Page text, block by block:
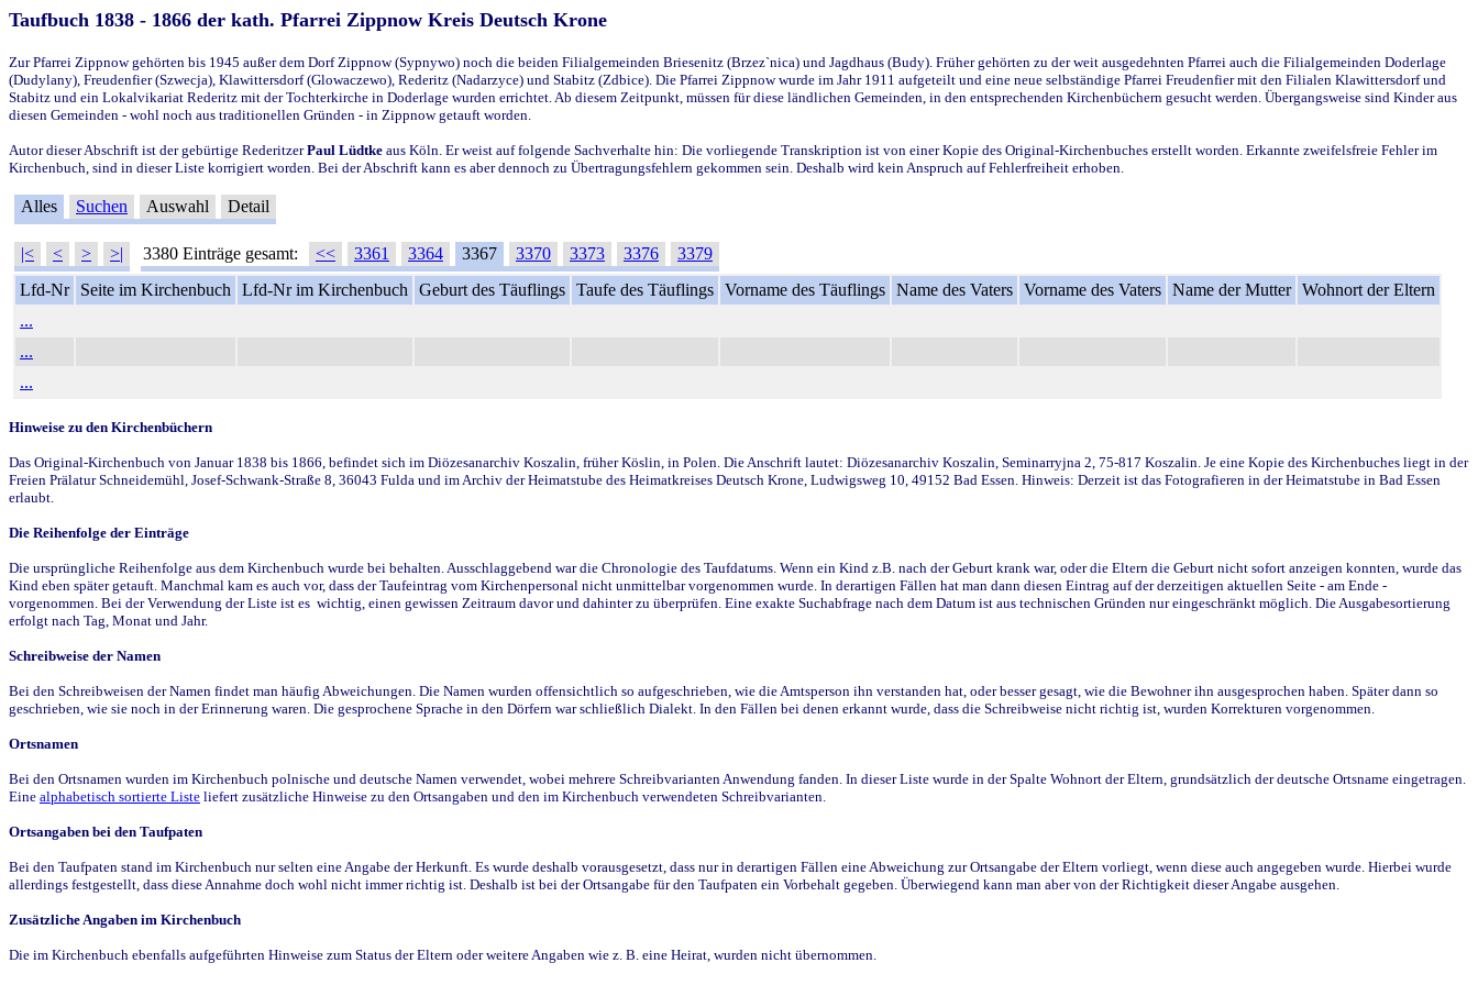
Taufbuch 1838 - 1866 der kath. Pfarrei Zippnow Kreis Deutsch Krone
Zur Pfarrei Zippnow gehörten bis 1945 außer dem Dorf Zippnow (Sypnywo) noch die beiden Filialgemeinden Briesenitz (Brzez`nica) und Jagdhaus (Budy). Früher gehörten zu der weit ausgedehnten Pfarrei auch die Filialgemeinden Doderlage
(Dudylany), Freudenfier (Szwecja), Klawittersdorf (Glowaczewo), Rederitz (Nadarzyce) und Stabitz (Zdbice). Die Pfarrei Zippnow wurde im Jahr 1911 aufgeteilt und eine neue selbständige Pfarrei Freudenfier mit den Filialen Klawittersdorf und
Stabitz und ein Lokalvikariat Rederitz mit der Tochterkirche in Doderlage wurden errichtet. Ab diesem Zeitpunkt, müssen für diese ländlichen Gemeinden, in den entsprechenden Kirchenbüchern gesucht werden. Übergangsweise sind Kinder aus
diesen Gemeinden - wohl noch aus traditionellen Gründen - in Zippnow getauft worden.
Autor dieser Abschrift ist der gebürtige RederitzerPaul Lüdtke aus Köln. Er weist auf folgende Sachverhalte hin: Die vorliegende Transkription ist von einer Kopie des Original-Kirchenbuches erstellt worden. Erkannte zweifelsfreie Fehler im
Kirchenbuch, sind in dieser Liste korrigiert worden. Bei der Abschrift kann es aber dennoch zu Übertragungsfehlern gekommen sein. Deshalb wird kein Anspruch auf Fehlerfreiheit erhoben.
Alles Suchen Auswahl Detail
|< < > >| 3380 Einträge gesamt: << 3361 3364 3367 3370 3373 3376
3379
Lfd-Nr
Seite im Kirchenbuch Lfd-Nr im Kirchenbuch Geburt des Täuflings Taufe des Täuflings Vorname des Täuflings Name des Vaters Vorname des Vaters Name der Mutter Wohnort der Eltern
...
...
...
Hinweise zu den Kirchenbüchern
Das Original-Kirchenbuch von Januar 1838 bis 1866, befindet sich im Diözesanarchiv Koszalin, früher Köslin, in Polen. Die Anschrift lautet: Diözesanarchiv Koszalin, Seminarryjna 2, 75-817 Koszalin. Je eine Kopie des Kirchenbuches liegt in der
Freien Prälatur Schneidemühl, Josef-Schwank-Straße 8, 36043 Fulda und im Archiv der Heimatstube des Heimatkreises Deutsch Krone, Ludwigsweg 10, 49152 Bad Essen. Hinweis: Derzeit ist das Fotografieren in der Heimatstube in Bad Essen
erlaubt.
Die Reihenfolge der Einträge
Die ursprüngliche Reihenfolge aus dem Kirchenbuch wurde bei behalten. Ausschlaggebend war die Chronologie des Taufdatums. Wenn ein Kind z.B. nach der Geburt krank war, oder die Eltern die Geburt nicht sofort anzeigen konnten, wurde das
Kind eben später getauft. Manchmal kam es auch vor, dass der Taufeintrag vom Kirchenpersonal nicht unmittelbar vorgenommen wurde. In derartigen Fällen hat man dann diesen Eintrag auf der derzeitigen aktuellen Seite - am Ende -
vorgenommen. Bei der Verwendung der Liste ist es wichtig, einen gewissen Zeitraum davor und dahinter zu überprüfen. Eine exakte Suchabfrage nach dem Datum ist aus technischen Gründen nur eingeschränkt möglich. Die Ausgabesortierung
erfolgt nach Tag, Monat und Jahr.
Schreibweise der Namen
Bei den Schreibweisen der Namen findet man häufig Abweichungen. Die Namen wurden offensichtlich so aufgeschrieben, wie die Amtsperson ihn verstanden hat, oder besser gesagt, wie die Bewohner ihn ausgesprochen haben. Später dann so
geschrieben, wie sie noch in der Erinnerung waren. Die gesprochene Sprache in den Dörfern war schließlich Dialekt. In den Fällen bei denen erkannt wurde, dass die Schreibweise nicht richtig ist, wurden Korrekturen vorgenommen.
Ortsnamen
Bei den Ortsnamen wurden im Kirchenbuch polnische und deutsche Namen verwendet, wobei mehrere Schreibvarianten Anwendung fanden. In dieser Liste wurde in der Spalte Wohnort der Eltern, grundsätzlich der deutsche Ortsname eingetragen.
Eine alphabetisch sortierte Liste liefert zusätzliche Hinweise zu den Ortsangaben und den im Kirchenbuch verwendeten Schreibvarianten.
Ortsangaben bei den Taufpaten
Bei den Taufpaten stand im Kirchenbuch nur selten eine Angabe der Herkunft. Es wurde deshalb vorausgesetzt, dass nur in derartigen Fällen eine Abweichung zur Ortsangabe der Eltern vorliegt, wenn diese auch angegeben wurde. Hierbei wurde
allerdings festgestellt, dass diese Annahme doch wohl nicht immer richtig ist. Deshalb ist bei der Ortsangabe für den Taufpaten ein Vorbehalt gegeben. Überwiegend kann man aber von der Richtigkeit dieser Angabe ausgehen.
Zusätzliche Angaben im Kirchenbuch
Die im Kirchenbuch ebenfalls aufgeführten Hinweise zum Status der Eltern oder weitere Angaben wie z. B. eine Heirat, wurden nicht übernommen.